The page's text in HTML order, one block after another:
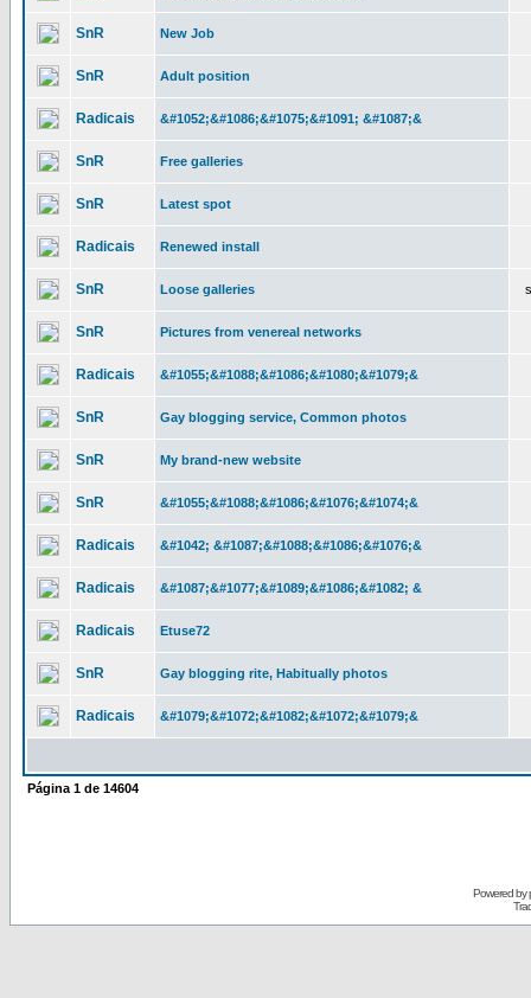
SnR New Job
SnR Adult position
Radicais &#1052;&#1086;&#1075;&#1091; &#1087;&
SnR Free galleries
SnR Latest spot
Radicais Renewed install
SnR Loose galleries
SnR Pictures from venereal networks
Radicais &#1055;&#1088;&#1086;&#1080;&#1079;&
SnR Gay blogging service, Common photos
SnR My brand-new website
SnR &#1055;&#1088;&#1086;&#1076;&#1074;&
Radicais &#1042; &#1087;&#1088;&#1086;&#1076;&
Radicais &#1087;&#1077;&#1089;&#1086;&#1082; &
Radicais Etuse72
SnR Gay blogging rite, Habitually photos
Radicais &#1079;&#1072;&#1082;&#1072;&#1079;&
Página 1 de 14604
Powered by